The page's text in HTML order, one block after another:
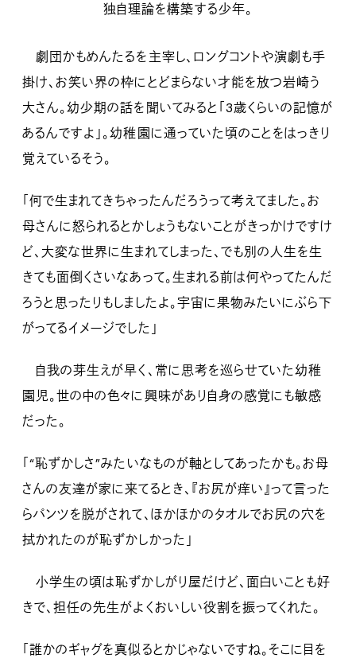
独自理論を構築する少年。
劇団かもめんたるを主宰し、ロングコントや演劇も手
掛け、お笑い界の枠にとどまらない才能を放つ岩崎う
大さん。幼少期の話を聞いてみると「3歳くらいの記憶が
あるんですよ」。幼稚園に通っていた頃のことをはっきり
覚えているそう。
「何で生まれてきちゃったんだろうって考えてました。お
母さんに怒られるとかしょうもないことがきっかけですけ
ど、大変な世界に生まれてしまった、でも別の人生を生
きても面倒くさいなあって。生まれる前は何やってたんだ
ろうと思ったりもしましたよ。宇宙に果物みたいにぶら下
がってるイメージでした」
自我の芽生えが早く、常に思考を巡らせていた幼稚
園児。世の中の色々に興味があり自身の感覚にも敏感
だった。
「“恥ずかしさ”みたいなものが軸としてあったかも。お母
さんの友達が家に来てるとき、『お尻が痒い』って言った
らパンツを脱がされて、ほかほかのタオルでお尻の穴を
拭かれたのが恥ずかしかった」
小学生の頃は恥ずかしがり屋だけど、面白いことも好
きで、担任の先生がよくおいしい役割を振ってくれた。
「誰かのギャグを真似るとかじゃないですね。そこに目を